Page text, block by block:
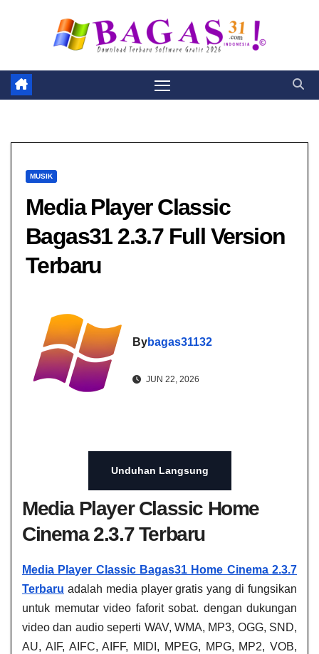
MUSIK
Media Player Classic
Bagas31​ 2.3.7 Full Version
Terbaru
Bybagas31132
JUN 22, 2026
Unduhan Langsung
Media Player Classic Home
Cinema 2.3.7 Terbaru
Media Player Classic Bagas31​ Home Cinema 2.3.7
Terbaru adalah media player gratis yang di fungsikan
untuk memutar video faforit sobat. dengan dukungan
video dan audio seperti WAV, WMA, MP3, OGG, SND,
AU, AIF, AIFC, AIFF, MIDI, MPEG, MPG, MP2, VOB,